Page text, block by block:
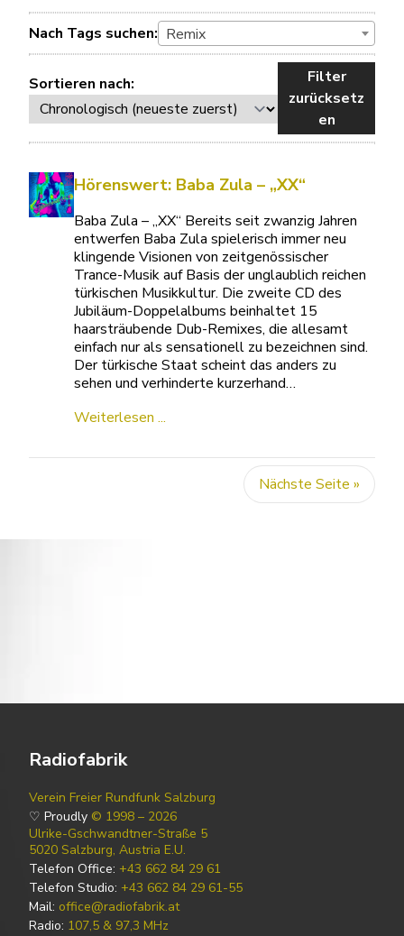
Nach Tags suchen: Remix
Sortieren nach:
Filter
zurücksetz
en
Hörenswert: Baba Zula – „XX“
Baba Zula – „XX“ Bereits seit zwanzig Jahren
entwerfen Baba Zula spielerisch immer neu
klingende Visionen von zeitgenössischer
Trance-Musik auf Basis der unglaublich reichen
türkischen Musikkultur. Die zweite CD des
Jubiläum-Doppelalbums beinhaltet 15
haarsträubende Dub-Remixes, die allesamt
einfach nur als sensationell zu bezeichnen sind.
Der türkische Staat scheint das anders zu
sehen und verhinderte kurzerhand…
Weiterlesen ...
Nächste Seite »
Radiofabrik
Verein Freier Rundfunk Salzburg
♡ Proudly © 1998 – 2026
Ulrike-Gschwandtner-Straße 5
5020 Salzburg, Austria E.U.
Telefon Office: +43 662 84 29 61
Telefon Studio: +43 662 84 29 61-55
Mail: office@radiofabrik.at
Radio: 107,5 & 97,3 MHz